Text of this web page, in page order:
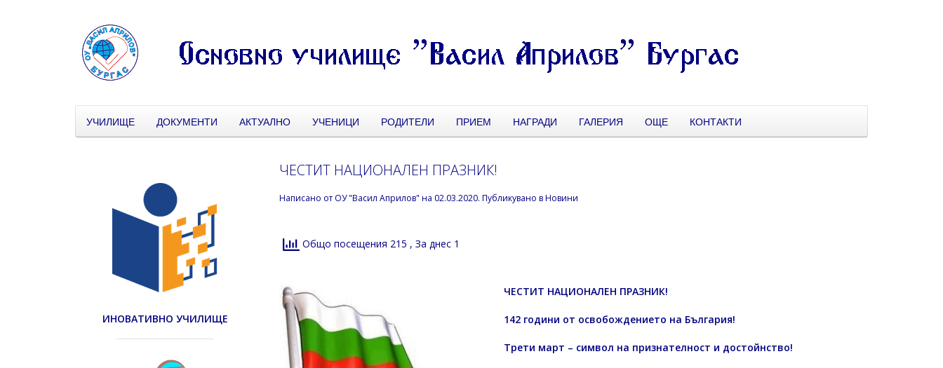
УЧИЛИЩЕ ДОКУМЕНТИ АКТУАЛНО УЧЕНИЦИ РОДИТЕЛИ ПРИЕМ НАГРАДИ ГАЛЕРИЯ ОЩЕ КОНТАКТИ
ЧЕСТИТ НАЦИОНАЛЕН ПРАЗНИК!
Написано от ОУ "Васил Априлов" на 02.03.2020. Публикувано вНовини
Общо посещения 215 , За днес 1
ЧЕСТИТ НАЦИОНАЛЕН ПРАЗНИК!
142 години от освобождението на България!
Трети март – символ на признателност и достойнство!
ИНОВАТИВНО УЧИЛИЩЕ